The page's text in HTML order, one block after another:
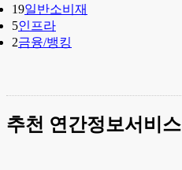
19일반소비재
5인프라
2금융/뱅킹
추천 연간정보서비스